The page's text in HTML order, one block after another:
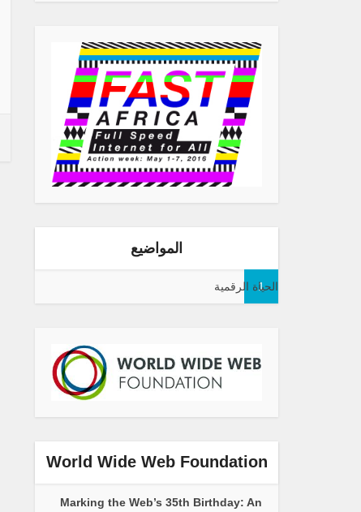
المواضيع
الحياة الرقمية
1
World Wide Web Foundation
Marking the Web’s 35th Birthday: An